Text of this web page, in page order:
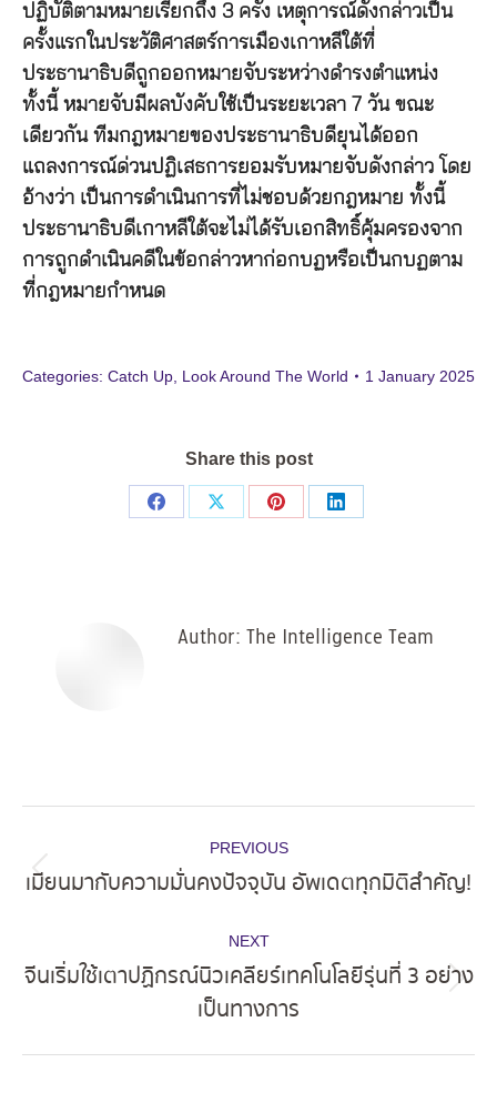
ปฏิบัติตามหมายเรียกถึง 3 ครั้ง เหตุการณ์ดังกล่าวเป็น
ครั้งแรกในประวัติศาสตร์การเมืองเกาหลีใต้ที่
ประธานาธิบดีถูกออกหมายจับระหว่างดำรงตำแหน่ง
ทั้งนี้ หมายจับมีผลบังคับใช้เป็นระยะเวลา 7 วัน ขณะ
เดียวกัน ทีมกฎหมายของประธานาธิบดียุนได้ออก
แถลงการณ์ด่วนปฏิเสธการยอมรับหมายจับดังกล่าว โดย
อ้างว่า เป็นการดำเนินการที่ไม่ชอบด้วยกฎหมาย ทั้งนี้
ประธานาธิบดีเกาหลีใต้จะไม่ได้รับเอกสิทธิ์คุ้มครองจาก
การถูกดำเนินคดีในข้อกล่าวหาก่อกบฏหรือเป็นกบฏตาม
ที่กฎหมายกำหนด
Categories: Catch Up Look Around The World 1 January 2025
Share this post
Share
Share
Share
Share
Author: The Intelligence Team
navigation
PREVIOUS
Previous
เมียนมากับความมั่นคงปัจจุบัน อัพเดตทุกมิติสำคัญ!
NEXT
post:
จีนเริ่มใช้เตาปฏิกรณ์นิวเคลียร์เทคโนโลยีรุ่นที่ 3 อย่าง
เป็นทางการ